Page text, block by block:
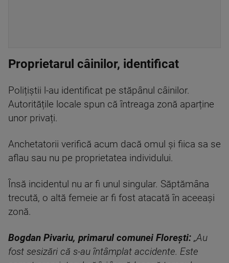
Proprietarul câinilor, identificat
Polițiștii l-au identificat pe stăpânul câinilor.
Autoritățile locale spun că întreaga zonă aparține
unor privați.
Anchetatorii verifică acum dacă omul și fiica sa se
aflau sau nu pe proprietatea individului.
Însă incidentul nu ar fi unul singular. Săptămâna
trecută, o altă femeie ar fi fost atacată în aceeași
zonă.
Bogdan Pivariu, primarul comunei Florești: „Au
fost sesizări că s-au întâmplat accidente. Este